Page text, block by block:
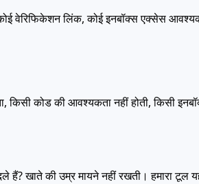
वेरिफिकेशन लिंक, कोई इनबॉक्स एक्सेस
किसी कोड की आवश्यकता नहीं होती, किसी
खाते की उम्र मायने नहीं रखती। हमारा टूल